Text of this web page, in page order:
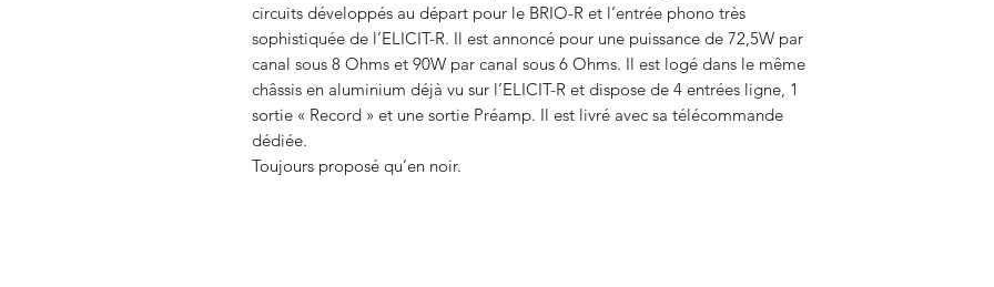
circuits développés au départ pour le BRIO-R et l’entrée phono très
sophistiquée de l’ELICIT-R. Il est annoncé pour une puissance de 72,5W par
canal sous 8 Ohms et 90W par canal sous 6 Ohms. Il est logé dans le même
châssis en aluminium déjà vu sur l’ELICIT-R et dispose de 4 entrées ligne, 1
sortie « Record » et une sortie Préamp. Il est livré avec sa télécommande
dédiée.
Toujours proposé qu’en noir.